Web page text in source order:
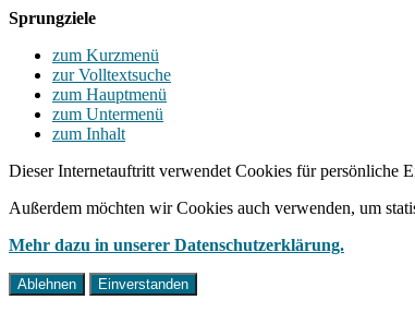
Sprungziele
zum Kurzmenü
zur Volltextsuche
zum Hauptmenü
zum Untermenü
zum Inhalt
Dieser Internetauftritt verwendet Cookies für persönliche
Außerdem möchten wir Cookies auch verwenden, um
Mehr dazu in unserer Datenschutzerklärung.
Ablehnen Einverstanden